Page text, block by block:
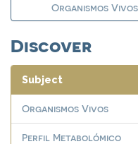
Organismos Vivos
Discover
Subject
Organismos Vivos
Perfil Metabolómico